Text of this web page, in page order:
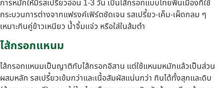
การหมักให้มีรสเปรี้ยวอ่อน 1-3 วัน เป็นไส้กรอกแบบไทยพื้นเมืองที่ใช้
กระบวนการต่างจากแฟรงค์เฟิร์ตชัดเจน รสเปรี้ยว-เค็ม-เผ็ดกลม ๆ
เหมาะกินคู่ข้าวเหนียว น้ำจิ้มแจ่ว หรือใส่ในส้มตำ
ไส้กรอกแหนม
ไส้กรอกแหนมเป็นญาติกับไส้กรอกอีสาน แต่ใช้แหนมหมักแล้วเป็นส่วน
ผสมหลัก รสเปรี้ยวเข้มกว่าและเนื้อสัมผัสแน่นกว่า กินได้ทั้งสุกและดิบ